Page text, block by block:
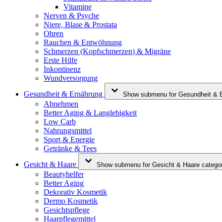
Vitamine
Nerven & Psyche
Niere, Blase & Prostata
Ohren
Rauchen & Entwöhnung
Schmerzen (Kopfschmerzen) & Migräne
Erste Hilfe
Inkontinenz
Wundversorgung
Gesundheit & Ernährung
Show submenu for Gesundheit &
Abnehmen
Better Aging & Langlebigkeit
Low Carb
Nahrungsmittel
Sport & Energie
Getränke & Tees
Gesicht & Haare
Show submenu for Gesicht & Haare
Beautyhelfer
Better Aging
Dekorativ Kosmetik
Dermo Kosmetik
Gesichtspflege
Haarpflegemittel